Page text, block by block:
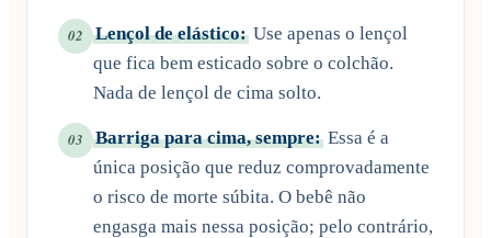
02 Lençol de elástico: Use apenas o lençol
que fica bem esticado sobre o colchão.
Nada de lençol de cima solto.
03 Barriga para cima, sempre: Essa é a
única posição que reduz comprovadamente
o risco de morte súbita. O bebê não
engasga mais nessa posição; pelo contrário,